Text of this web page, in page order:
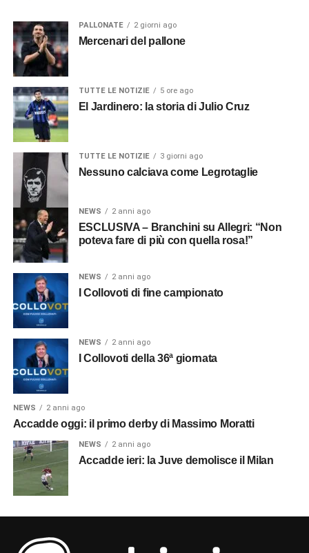
PALLONATE 2 giorni ago
Mercenari del pallone
TUTTE LE NOTIZIE 5 ore ago
El Jardinero: la storia di Julio Cruz
TUTTE LE NOTIZIE 3 giorni ago
Nessuno calciava come Legrotaglie
NEWS 2 anni ago
ESCLUSIVA – Branchini su Allegri: “Non
poteva fare di più con quella rosa!”
NEWS 2 anni ago
I Collovoti di fine campionato
NEWS 2 anni ago
I Collovoti della 36ª giornata
NEWS 2 anni ago
Accadde oggi: il primo derby di Massimo Moratti
NEWS 2 anni ago
Accadde ieri: la Juve demolisce il Milan